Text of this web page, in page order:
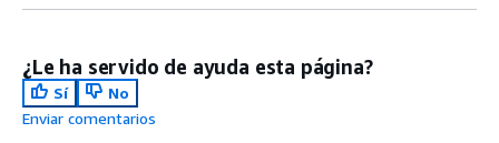
¿Le ha servido de ayuda esta página?
Sí
No
Enviar comentarios